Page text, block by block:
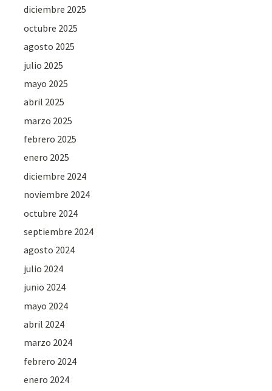
diciembre 2025
octubre 2025
agosto 2025
julio 2025
mayo 2025
abril 2025
marzo 2025
febrero 2025
enero 2025
diciembre 2024
noviembre 2024
octubre 2024
septiembre 2024
agosto 2024
julio 2024
junio 2024
mayo 2024
abril 2024
marzo 2024
febrero 2024
enero 2024